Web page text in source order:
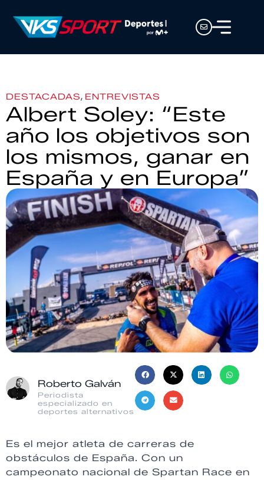
DESTACADAS, ENTREVISTAS
Albert Soley: “Este
año los objetivos son
los mismos, ganar en
España y en Europa”
Roberto Galván
Periodista
especializado en
deportes alternativos
Es el mejor atleta de carreras de
obstáculos de España. Con un
campeonato nacional de Spartan Race en